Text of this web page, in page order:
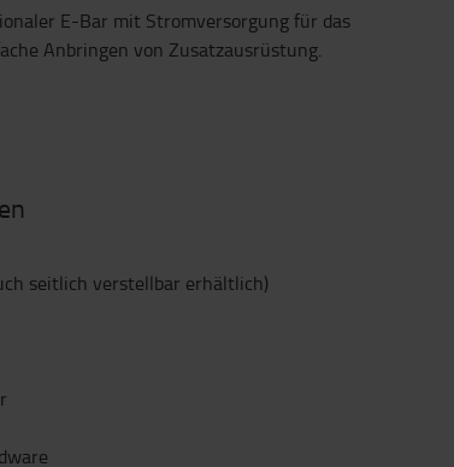
E-Bar mit Stromversorgung für das
Anbringen von Zusatzausrüstung.
seitlich verstellbar erhältlich)